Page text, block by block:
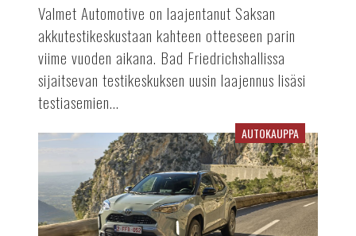
Valmet Automotive on laajentanut Saksan
akkutestikeskustaan kahteen otteeseen parin
viime vuoden aikana. Bad Friedrichshallissa
sijaitsevan testikeskuksen uusin laajennus lisäsi
testiasemien...
Rekisteröinnit
lamavuosien
tasolla
AUTOKAUPPA